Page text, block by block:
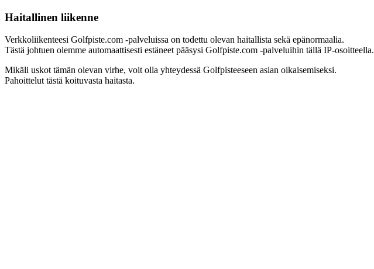
Haitallinen liikenne
Verkkoliikenteesi Golfpiste.com -palveluissa on todettu olevan haitallista sekä epänormaalia.
Tästä johtuen olemme automaattisesti estäneet pääsysi Golfpiste.com -palveluihin tällä IP-osoitteella.
Mikäli uskot tämän olevan virhe, voit olla yhteydessä Golfpisteeseen asian oikaisemiseksi.
Pahoittelut tästä koituvasta haitasta.